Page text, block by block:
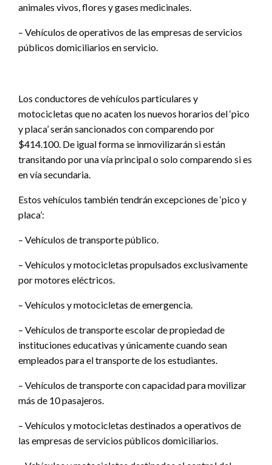
animales vivos, flores y gases medicinales.
– Vehículos de operativos de las empresas de servicios
públicos domiciliarios en servicio.
Los conductores de vehículos particulares y
motocicletas que no acaten los nuevos horarios del ‘pico
y placa’ serán sancionados con comparendo por
$414.100. De igual forma se inmovilizarán si están
transitando por una vía principal o solo comparendo si es
en vía secundaria.
Estos vehículos también tendrán excepciones de ‘pico y
placa’:
– Vehículos de transporte público.
– Vehículos y motocicletas propulsados exclusivamente
por motores eléctricos.
– Vehículos y motocicletas de emergencia.
– Vehículos de transporte escolar de propiedad de
instituciones educativas y únicamente cuando sean
empleados para el transporte de los estudiantes.
– Vehículos de transporte con capacidad para movilizar
más de 10 pasajeros.
– Vehículos y motocicletas destinados a operativos de
las empresas de servicios públicos domiciliarios.